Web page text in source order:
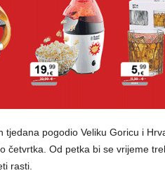
tjedana pogodio Veliku Goricu i
četvrtka. Od petka bi se vrijeme
rasti.